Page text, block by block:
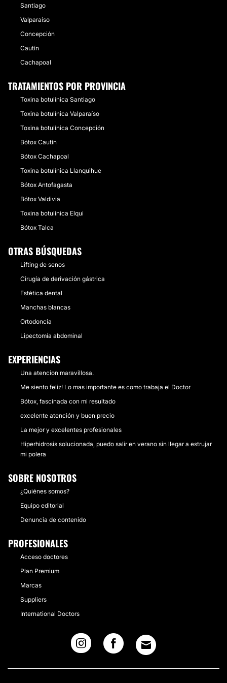
Santiago
Valparaíso
Concepción
Cautín
Cachapoal
TRATAMIENTOS POR PROVINCIA
Toxina botulínica Santiago
Toxina botulínica Valparaíso
Toxina botulínica Concepción
Bótox Cautín
Bótox Cachapoal
Toxina botulínica Llanquihue
Bótox Antofagasta
Bótox Valdivia
Toxina botulínica Elqui
Bótox Talca
OTRAS BÚSQUEDAS
Lifting de senos
Cirugía de derivación gástrica
Estética dental
Manchas blancas
Ortodoncia
Lipectomía abdominal
EXPERIENCIAS
Una atencion maravillosa.
Me siento feliz! Lo mas importante es como trabaja el Doctor
Bótox, fascinada con mi resultado
excelente atención y buen precio
La mejor y excelentes profesionales
Hiperhidrosis solucionada, puedo salir en verano sin llegar a estrujar
mi polera
SOBRE NOSOTROS
¿Quiénes somos?
Equipo editorial
Denuncia de contenido
PROFESIONALES
Acceso doctores
Plan Premium
Marcas
Suppliers
International Doctors